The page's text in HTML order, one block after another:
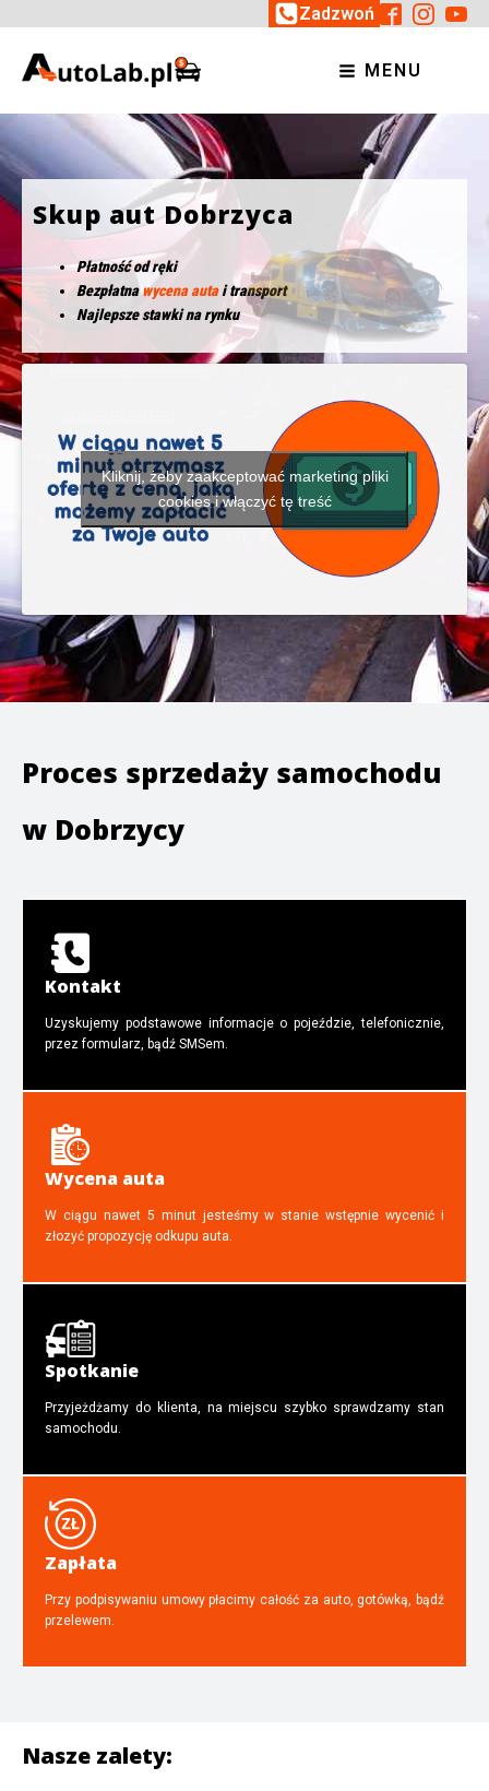
Zadzwoń
MENU
Skup aut Dobrzyca
Płatność od ręki
Bezpłatnawycena autai transport
Najlepsze stawki na rynku
Kliknij, żeby zaakceptować marketing pliki
cookies i włączyć tę treść
Proces sprzedaży samochodu
w Dobrzycy
Kontakt
Uzyskujemy podstawowe informacje o pojeździe, telefonicznie,
przez formularz, bądź SMSem.
Wycena auta
W ciągu nawet 5 minut jesteśmy w stanie wstępnie wycenić i
złozyć propozycję odkupu auta.
Spotkanie
Przyjeżdżamy do klienta, na miejscu szybko sprawdzamy stan
samochodu.
Zapłata
Przy podpisywaniu umowy płacimy całość za auto, gotówką, bądź
przelewem.
Nasze zalety: